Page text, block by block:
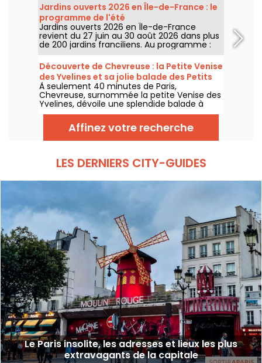
Jardins ouverts 2026 en Île-de-France : le
programme de l'été
Jardins ouverts 2026 en Île-de-France
revient du 27 juin au 30 août 2026 dans plus
de 200 jardins franciliens. Au programme :
concerts, spectacles, visites, ateliers et
installations artistiques.
Découverte de Chevreuse : la Petite Venise
des Yvelines et sa jolie balade des Petits
Ponts
À seulement 40 minutes de Paris,
Chevreuse, surnommée la petite Venise des
Yvelines, dévoile une splendide balade à
travers ses petits ponts. Ce véritable écrin
de verdure, accessible en RER, nous dévpoile
une escapade au charme insoupçonné. On
vous embarque pour une aventure nature
Affinez votre recherche
LES DERNIERS CITY-GUIDES
Le Paris insolite, les adresses et lieux les plus
extravagants de la capitale